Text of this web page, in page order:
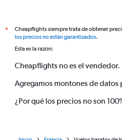
*
Cheapflights siempre trata de obtener
los precios no están garantizados.
Esta es la razón:
Cheapflights no es el vendedor.
Agregamos montones de datos
¿Por qué los precios no son